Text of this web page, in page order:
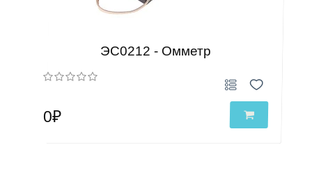
ЭС0212 - Омметр
0₽